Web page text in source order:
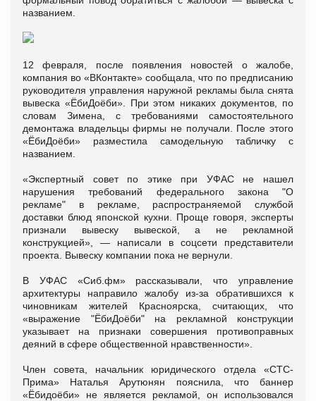
названием.
12 февраля, после появления новостей о жалобе,
компания во «ВКонтакте» сообщала, что по предписанию
руководителя управления наружной рекламы была снята
вывеска «ЁбиДоёби». При этом никаких документов, по
словам Зимена, с требованиями самостоятельного
демонтажа владельцы фирмы не получали. После этого
«ЁбиДоёби» разместила самодельную табличку с
названием.
«Экспертный совет по этике при УФАС не нашел
нарушения требований федерального закона "О
рекламе" в рекламе, распространяемой службой
доставки блюд японской кухни. Проще говоря, эксперты
признали вывеску вывеской, а не рекламной
конструкцией», — написали в соцсети представители
проекта. Вывеску компании пока не вернули.
В УФАС «Сиб.фм» рассказывали, что управление
архитектуры направило жалобу из-за обратившихся к
чиновникам жителей Красноярска, считающих, что
«выражение "ЁбиДоёби" на рекламной конструкции
указывает на признаки совершения противоправных
деяний в сфере общественной нравственности».
Член совета, начальник юридического отдела «СТС-
Прима» Наталья Арутюнян пояснила, что баннер
«Ëбидоëби» не является рекламой, он использовался